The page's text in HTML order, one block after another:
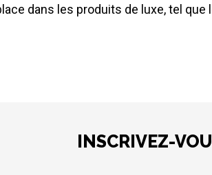
dans les produits de luxe, tel
INSCRIVEZ-